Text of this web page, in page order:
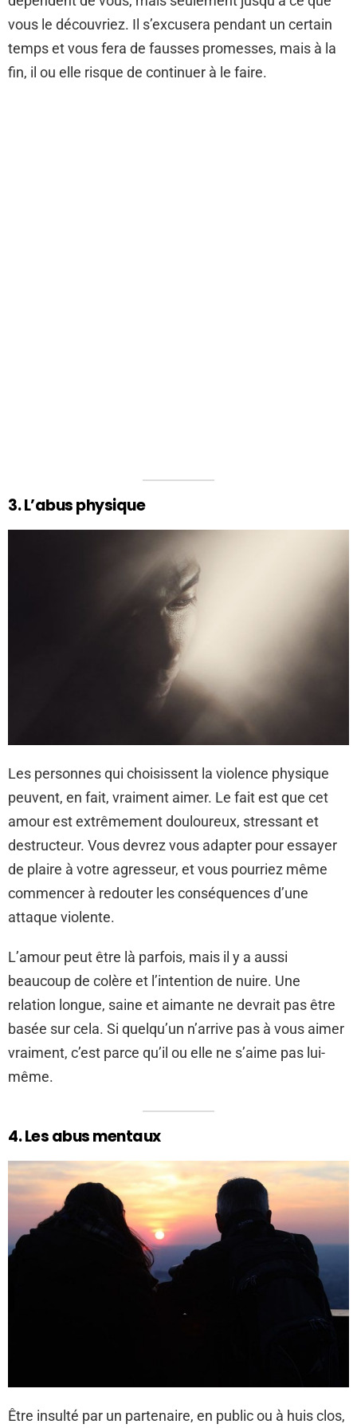
vous le découvriez. Il s’excusera pendant un certain
temps et vous fera de fausses promesses, mais à la
fin, il ou elle risque de continuer à le faire.
3. L’abus physique
Les personnes qui choisissent la violence physique
peuvent, en fait, vraiment aimer. Le fait est que cet
amour est extrêmement douloureux, stressant et
destructeur. Vous devrez vous adapter pour essayer
de plaire à votre agresseur, et vous pourriez même
commencer à redouter les conséquences d’une
attaque violente.
L’amour peut être là parfois, mais il y a aussi
beaucoup de colère et l’intention de nuire. Une
relation longue, saine et aimante ne devrait pas être
basée sur cela. Si quelqu’un n’arrive pas à vous aimer
vraiment, c’est parce qu’il ou elle ne s’aime pas lui-
même.
4. Les abus mentaux
Être insulté par un partenaire, en public ou à huis clos,